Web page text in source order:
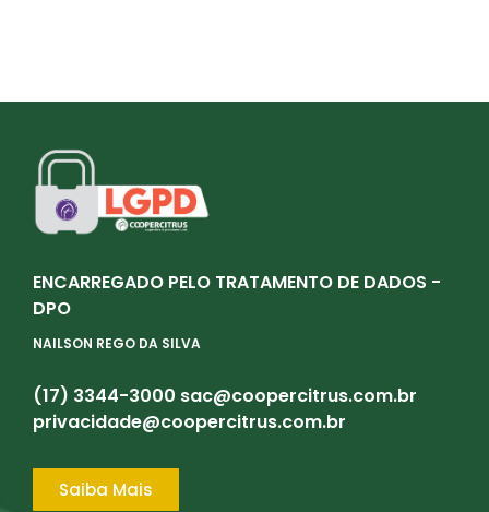
ENCARREGADO PELO TRATAMENTO DE DADOS -
DPO
NAILSON REGO DA SILVA
(17) 3344-3000 sac@coopercitrus.com.br
privacidade@coopercitrus.com.br
Saiba Mais